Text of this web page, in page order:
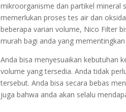
mikroorganisme dan partikel mineral
memerlukan proses tes air dan
beberapa varian volume, Nico Filter
murah bagi anda yang
Anda bisa menyesuaikan kebutuhan
volume yang tersedia. Anda tidak
tersebut. Anda bisa secara bebas
juga bahwa anda akan selalu